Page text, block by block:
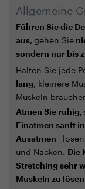
Allgemeine
Führen Sie die
aus, gehen Sie
sondern nur bis
Halten Sie jede
lang, kleinere
Muskeln
Atmen Sie ruhig,
Einatmen sanft
Ausatmen -
und Nacken. Die
Stretching sehr
Muskeln zu